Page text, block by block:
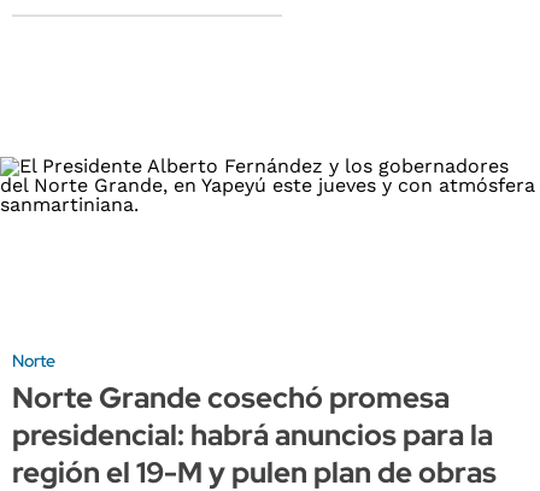
Norte
Norte Grande cosechó promesa
presidencial: habrá anuncios para la
región el 19-M y pulen plan de obras